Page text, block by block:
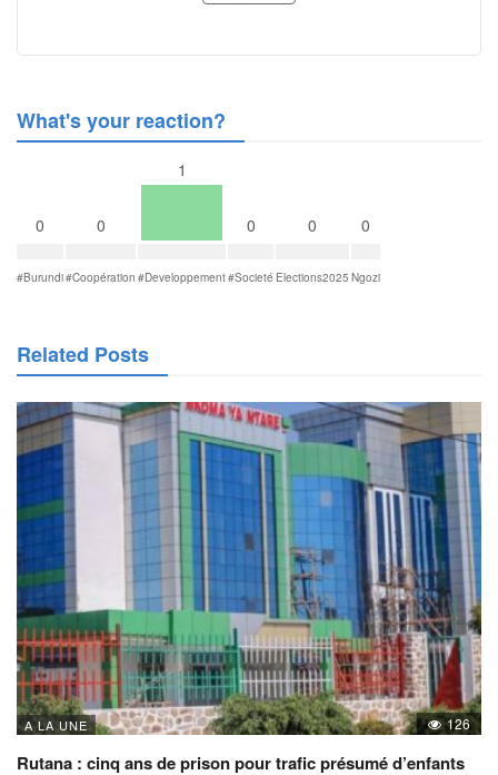
What's your reaction?
0
#Burundi
0
#Coopération
1
#Developpement
0
#Societé
0
Elections2025
0
Ngozi
Related Posts
A LA UNE 126
Rutana : cinq ans de prison pour trafic présumé d’enfants